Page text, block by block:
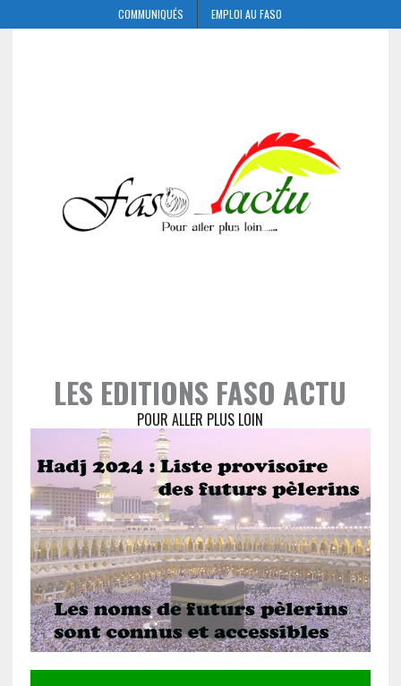
COMMUNIQUÉS EMPLOI AU FASO
LES EDITIONS FASO ACTU
POUR ALLER PLUS LOIN